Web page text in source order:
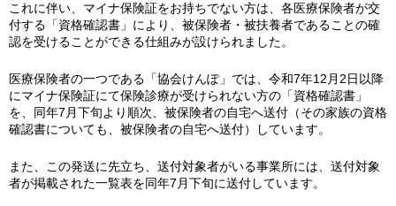
これに伴い、マイナ保険証をお持ちでない方は、各医療保険者が交
付する「資格確認書」により、被保険者・被扶養者であることの確
認を受けることができる仕組みが設けられました。
医療保険者の一つである「協会けんぽ」では、令和7年12月2日以降
にマイナ保険証にて保険診療が受けられない方の「資格確認書」
を、同年7月下旬より順次、被保険者の自宅へ送付（その家族の資格
確認書についても、被保険者の⾃宅へ送付）しています。
また、この発送に先立ち、送付対象者がいる事業所には、送付対象
者が掲載された一覧表を同年7月下旬に送付しています。